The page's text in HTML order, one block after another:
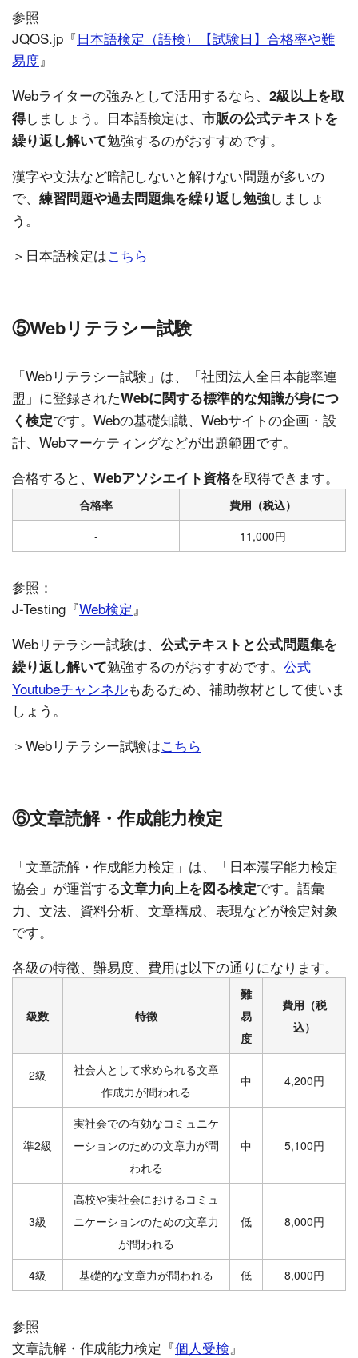
参照
JQOS.jp『日本語検定（語検）【試験日】合格率や難
易度』
Webライターの強みとして活用するなら、 2級以上を取
得しましょう。日本語検定は、 市販の公式テキストを
繰り返し解いて勉強するのがおすすめです。
漢字や文法など暗記しないと解けない問題が多いの
で、 練習問題や過去問題集を繰り返し勉強しましょ
う。
＞日本語検定はこちら
⑤Webリテラシー試験
「Webリテラシー試験」は、「社団法人全日本能率連
盟」に登録されたWebに関する標準的な知識が身につ
く検定です。Webの基礎知識、Webサイトの企画・設
計、Webマーケティングなどが出題範囲です。
合格すると、 Webアソシエイト資格を取得できます。
合格率
費用（税込）
-
11,000円
参照：
J-Testing『Web検定 』
Webリテラシー試験は、 公式テキストと公式問題集を
繰り返し解いて勉強するのがおすすめです。 公式
Youtubeチャンネルもあるため、補助教材として使いま
しょう。
＞Webリテラシー試験はこちら
⑥文章読解・作成能力検定
「文章読解・作成能力検定」は、「日本漢字能力検定
協会」が運営する文章力向上を図る検定です。語彙
力、文法、資料分析、文章構成、表現などが検定対象
です。
各級の特徴、難易度、費用は以下の通りになります。
級数 特徴
難
易
度
費用（税
込）
2級
社会人として求められる文章
作成力が問われる
中 4,200円
準2級
実社会での有効なコミュニケ
ーションのための文章力が問
われる
中 5,100円
3級
高校や実社会におけるコミュ
ニケーションのための文章力
が問われる
低 8,000円
4級 基礎的な文章力が問われる 低 8,000円
参照
文章読解・作成能力検定『個人受検 』